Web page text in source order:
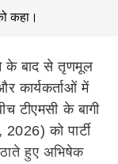
कहा।
के बाद से तृणमूल
कार्यकर्ताओं में
टीएमसी के बागी
को पार्टी
हुए अभिषेक